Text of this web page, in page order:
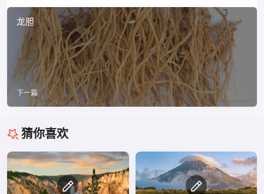
龙胆
下一篇
猜你喜欢